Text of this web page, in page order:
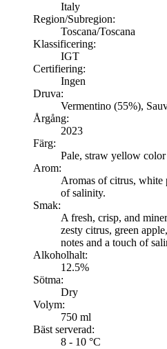
Italy
Region/Subregion:
Toscana/Toscana
Klassificering:
IGT
Certifiering:
Ingen
Druva:
Vermentino (55%),
Årgång:
2023
Färg:
Pale, straw yellow
Arom:
Aromas of citrus, white
of salinity.
Smak:
A fresh, crisp, and
zesty citrus, green
notes and a touch of
Alkoholhalt:
12.5%
Sötma:
Dry
Volym:
750 ml
Bäst serverad:
8 - 10 °C